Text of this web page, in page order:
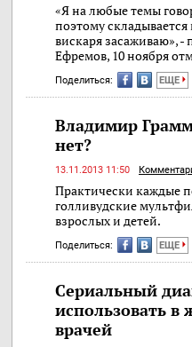
«Я на любые темы
поэтому складывается
вискаря засаживаю»,
Ефремов, 10 ноября
Поделиться: ЕЩЕ
Владимир
нет?
13.11.2013 11:50
Практически каждые
голливуд­ские
взрослых и детей.
Поделиться: ЕЩЕ
Сериальный
использовать
врачей